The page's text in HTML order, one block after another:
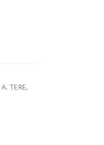
A. TERE,